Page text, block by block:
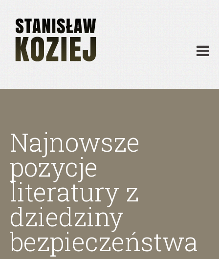
Publikacje
Działalność
Materiały dydaktyczne
Najnowsze
pozycje
literatury z
dziedziny
bezpieczeństwa